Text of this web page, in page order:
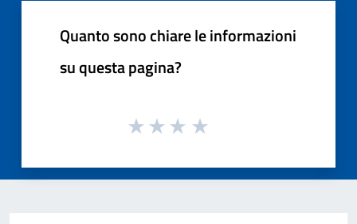
Quanto sono chiare le informazioni
su questa pagina?